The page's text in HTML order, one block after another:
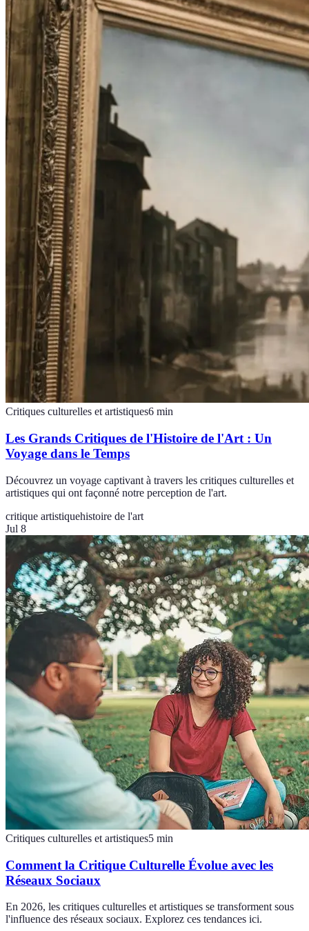
Critiques culturelles et artistiques6 min
Les Grands Critiques de l'Histoire de l'Art : Un
Voyage dans le Temps
Découvrez un voyage captivant à travers les critiques culturelles et
artistiques qui ont façonné notre perception de l'art.
critique artistiquehistoire de l'art
Jul 8
Critiques culturelles et artistiques5 min
Comment la Critique Culturelle Évolue avec les
Réseaux Sociaux
En 2026, les critiques culturelles et artistiques se transforment sous
l'influence des réseaux sociaux. Explorez ces tendances ici.